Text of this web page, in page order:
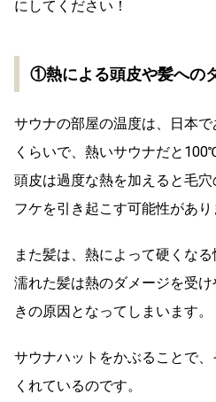
にしてください！
①熱による頭皮や髪への
サウナの部屋の温度は、日本
くらいで、熱いサウナだと
頭皮は過度な熱を加えると毛
フケを引き起こす可能性があり
また髪は、熱によって硬くな
濡れた髪は熱のダメージを受
きの原因となってしまいます。
サウナハットをかぶることで
くれているのです。